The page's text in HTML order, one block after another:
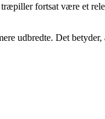
fortsat være et
udbredte. Det